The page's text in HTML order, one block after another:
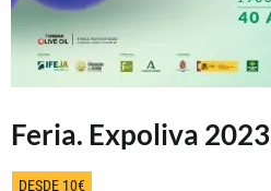
Feria. Expoliva 2023
DESDE 10€